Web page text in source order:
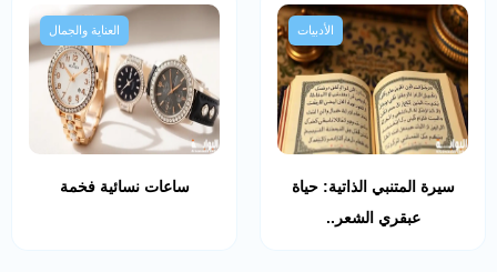
الأدبيات
سيرة المتنبي الذاتية: حياة
عبقري الشعر..
العناية والجمال
ساعات نسائية فخمة